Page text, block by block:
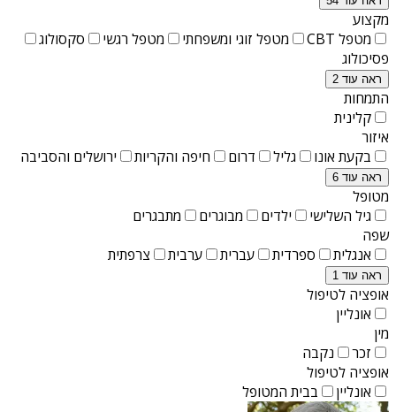
מקצוע
מטפל CBT
מטפל זוגי ומשפחתי מטפל רגשי
סקסולוג
פסיכולוג
ראה עוד 2
התמחות
קלינית
איזור
בקעת אונו
גליל דרום חיפה והקריות ירושלים והסביבה
ראה עוד 6
מטופל
גיל השלישי
ילדים מבוגרים
מתבגרים
שפה
אנגלית
ספרדית עברית ערבית צרפתית
ראה עוד 1
אופציה לטיפול
אונליין
מין
זכר
נקבה
אופציה לטיפול
אונליין
בבית המטופל